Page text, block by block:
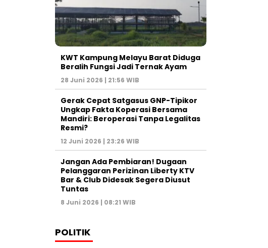
KWT Kampung Melayu Barat Diduga
Beralih Fungsi Jadi Ternak Ayam
28 Juni 2026 | 21:56 WIB
Gerak Cepat Satgasus GNP-Tipikor
Ungkap Fakta Koperasi Bersama
Mandiri: Beroperasi Tanpa Legalitas
Resmi?
12 Juni 2026 | 23:26 WIB
Jangan Ada Pembiaran! Dugaan
Pelanggaran Perizinan Liberty KTV
Bar & Club Didesak Segera Diusut
Tuntas
8 Juni 2026 | 08:21 WIB
POLITIK